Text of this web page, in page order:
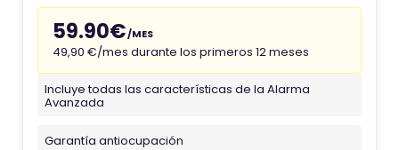
59.90€/MES
49,90 €/mes durante los primeros 12 meses
Incluye todas las características de la Alarma
Avanzada
Garantía antiocupación